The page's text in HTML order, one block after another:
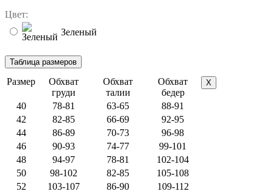
Цвет:
Зеленый
Размер
Обхват
груди
Обхват
талии
Обхват
бедер
X
40 78-81 63-65
88-91
42
82-85 66-69
92-95
44
86-89 70-73
96-98
46
90-93 74-77
99-101
48
94-97 78-81
102-104
50
98-102 82-85
105-108
52
103-107 86-90
109-112